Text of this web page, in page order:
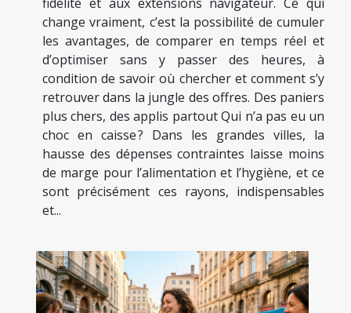
change vraiment, c’est la possibilité de cumuler
les avantages, de comparer en temps réel et
d’optimiser sans y passer des heures, à
condition de savoir où chercher et comment s’y
retrouver dans la jungle des offres. Des paniers
plus chers, des applis partout Qui n’a pas eu un
choc en caisse ? Dans les grandes villes, la
hausse des dépenses contraintes laisse moins
de marge pour l’alimentation et l’hygiène, et ce
sont précisément ces rayons, indispensables
et...